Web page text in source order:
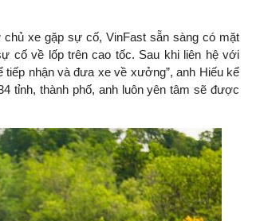
xe gặp sự cố, VinFast sẵn sàng có mặt
cố về lốp trên cao tốc. Sau khi liên hệ với
tiếp nhận và đưa xe về xưởng”, anh Hiếu kể
tỉnh, thành phố, anh luôn yên tâm sẽ được